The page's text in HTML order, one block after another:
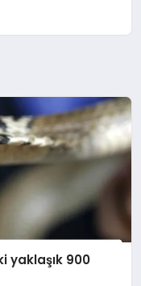
yaklaşık 900